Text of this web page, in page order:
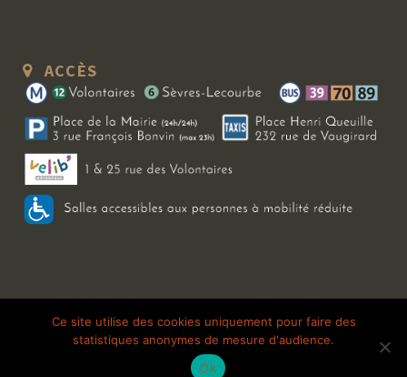
ACCÈS
Copyright 2026 Le Bal Blomet | Tous droits réservés | Mentions légales
Galerie photo
Ce site utilise des cookies uniquement pour faire des
statistiques anonymes de mesure d'audience.
Ok